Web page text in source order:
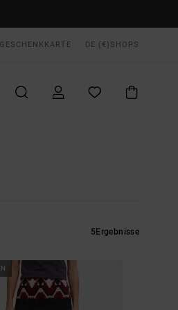
GESCHENKKARTE DE (€) SHOPS
5Ergebnisse